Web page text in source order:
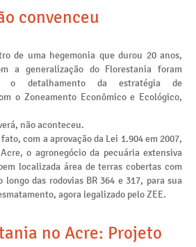
convenceu
de uma hegemonia que durou 20 anos,
a generalização do Florestania foram
o detalhamento da estratégia de
o Zoneamento Econômico e Ecológico,
não aconteceu.
com a aprovação da Lei 1.904 em 2007,
o agronegócio da pecuária extensiva
localizada área de terras cobertas com
das rodovias BR 364 e 317, para sua
agora legalizado pelo ZEE.
no Acre: Projeto